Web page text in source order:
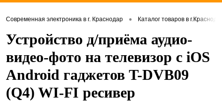
Современная электроника в г. Краснодар • Каталог товаров в
Устройство д/приёма аудио-
видео-фото на телевизор с iOS
Android гаджетов T-DVB09
(Q4) WI-FI ресивер